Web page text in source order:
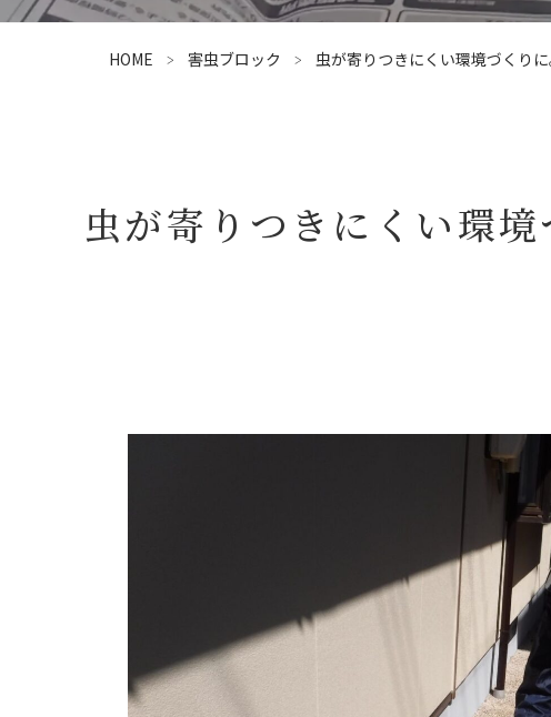
HOME 害虫ブロック 虫が寄りつきにくい環境づくり
虫が寄りつきにくい環